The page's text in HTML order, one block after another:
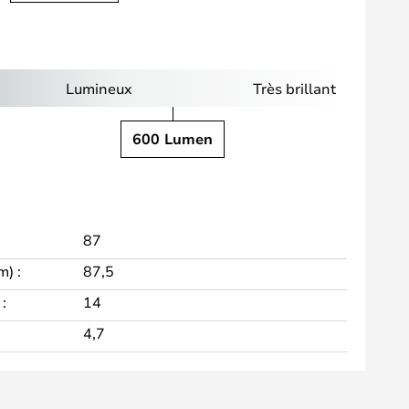
Lumineux Très brillant
600 Lumen
87
:
87,5
14
4,7